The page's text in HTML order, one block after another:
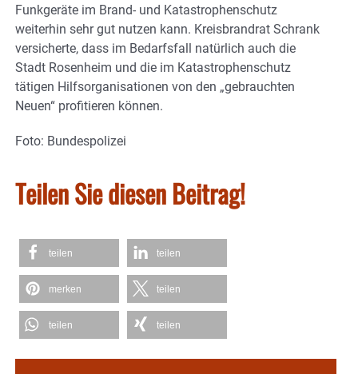
Funkgeräte im Brand- und Katastrophenschutz
weiterhin sehr gut nutzen kann. Kreisbrandrat Schrank
versicherte, dass im Bedarfsfall natürlich auch die
Stadt Rosenheim und die im Katastrophenschutz
tätigen Hilfsorganisationen von den „gebrauchten
Neuen“ profitieren können.
Foto: Bundespolizei
Teilen Sie diesen Beitrag!
teilen teilen
merken teilen
teilen teilen